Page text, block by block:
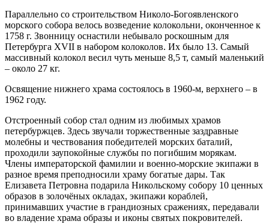
Параллельно со строительством Николо-Богоявленского
морского собора велось возведение колокольни, оконченное к
1758 г. Звонницу оснастили небывало роскошным для
Петербурга XVII в набором колоколов. Их было 13. Самый
массивный колокол весил чуть меньше 8,5 т, самый маленький
– около 27 кг.
Освящение нижнего храма состоялось в 1960-м, верхнего – в
1962 году.
Отстроенный собор стал одним из любимых храмов
петербуржцев. Здесь звучали торжественные заздравные
молебны и чествования победителей морских баталий,
проходили заупокойные службы по погибшим морякам.
Члены императорской фамилии и военно-морские экипажи в
разное время преподносили храму богатые дары. Так
Елизавета Петровна подарила Никольскому собору 10 ценных
образов в золочёных окладах, экипажи кораблей,
принимавших участие в грандиозных сражениях, передавали
во владение храма образы и иконы святых покровителей.